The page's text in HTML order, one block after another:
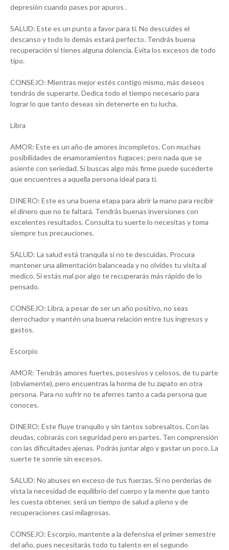
depresión cuando pases por apuros .
SALUD: Este es un punto a favor para ti. No descuides el
descanso y todo lo demás estará perfecto. Tendrás buena
recuperación si tienes alguna dolencia. Evita los excesos de todo
tipo.
CONSEJO: Mientras mejor estés contigo mismo, más deseos
tendrás de superarte. Dedica todo el tiempo necesario para
lograr lo que tanto deseas sin detenerte en tu lucha.
Libra
AMOR: Este es un año de amores incompletos. Con muchas
posibilidades de enamoramientos fugaces; pero nada que se
asiente con seriedad. Si buscas algo más firme puede sucederte
que encuentres a aquella persona ideal para ti.
DINERO: Este es una buena etapa para abrir la mano para recibir
el dinero que no te faltará. Tendrás buenas inversiones con
excelentes resultados. Consulta tu suerte lo necesitas y toma
siempre tus precauciones.
SALUD: La salud está tranquila si no te descuidas. Procura
mantener una alimentación balanceada y no olvides tu visita al
medico. Si estás mal por algo te recuperarás más rápido de lo
pensado.
CONSEJO: Libra, a pesar de ser un año positivo, no seas
derrochador y mantén una buena relación entre tus ingresos y
gastos.
Escorpio
AMOR: Tendrás amores fuertes, posesivos y celosos, de tu parte
(obviamente), pero encuentras la horma de tu zapato en otra
persona. Para no sufrir no te aferres tanto a cada persona que
conoces.
DINERO: Este fluye tranquilo y sin tantos sobresaltos. Con las
deudas, cobrarás con seguridad pero en partes. Ten comprensión
con las dificultades ajenas. Podrás juntar algo y gastar un poco. La
suerte te sonríe sin excesos.
SALUD: No abuses en exceso de tus fuerzas. Si no perderías de
vista la necesidad de equilibrio del cuerpo y la mente que tanto
les cuesta obtener, será un tiempo de salud a pleno y de
recuperaciones casi milagrosas.
CONSEJO: Escorpio, mantente a la defensiva el primer semestre
del año, pues necesitarás todo tu talento en el segundo